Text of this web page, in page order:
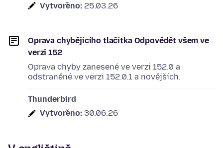
Vytvořeno: 25.03.26
Oprava chybějícího tlačítka Odpovědět všem ve
verzi 152
Oprava chyby zanesené ve verzi 152.0 a
odstraněné ve verzi 152.0.1 a novějších.
Thunderbird
Vytvořeno: 30.06.26